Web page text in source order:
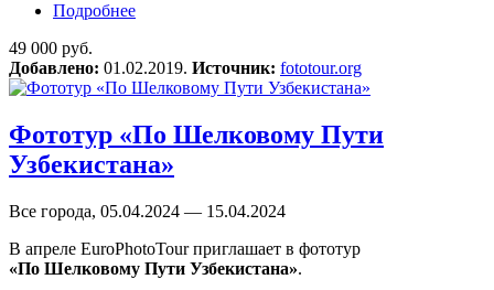
Подробнее
49 000 руб.
Добавлено: 01.02.2019. Источник: fototour.org
Фототур «По Шелковому Пути
Узбекистана»
Все города, 05.04.2024 — 15.04.2024
В апреле EuroPhotoTour приглашает в фототур
«По Шелковому Пути Узбекистана».